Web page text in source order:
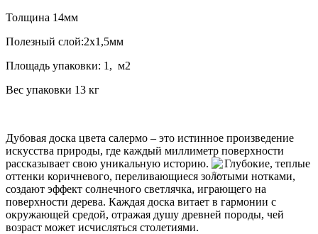
Толщина 14мм
Полезный слой:2x1,5мм
Площадь упаковки: 1, м2
Вес упаковки 13 кг
Дубовая доска цвета салермо – это истинное произведение
искусства природы, где каждый миллиметр поверхности
рассказывает свою уникальную историю.
Глубокие, теплые
оттенки коричневого, переливающиеся золотыми нотками,
создают эффект солнечного светлячка, играющего на
поверхности дерева. Каждая доска витает в гармонии с
окружающей средой, отражая душу древней породы, чей
возраст может исчисляться столетиями.